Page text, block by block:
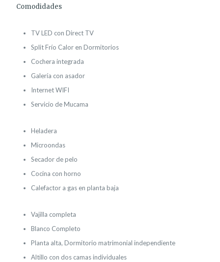
Comodidades
TV LED con Direct TV
Split Frío Calor en Dormitorios
Cochera integrada
Galería con asador
Internet WIFI
Servicio de Mucama
Heladera
Microondas
Secador de pelo
Cocina con horno
Calefactor a gas en planta baja
Vajilla completa
Blanco Completo
Planta alta, Dormitorio matrimonial independiente
Altillo con dos camas individuales